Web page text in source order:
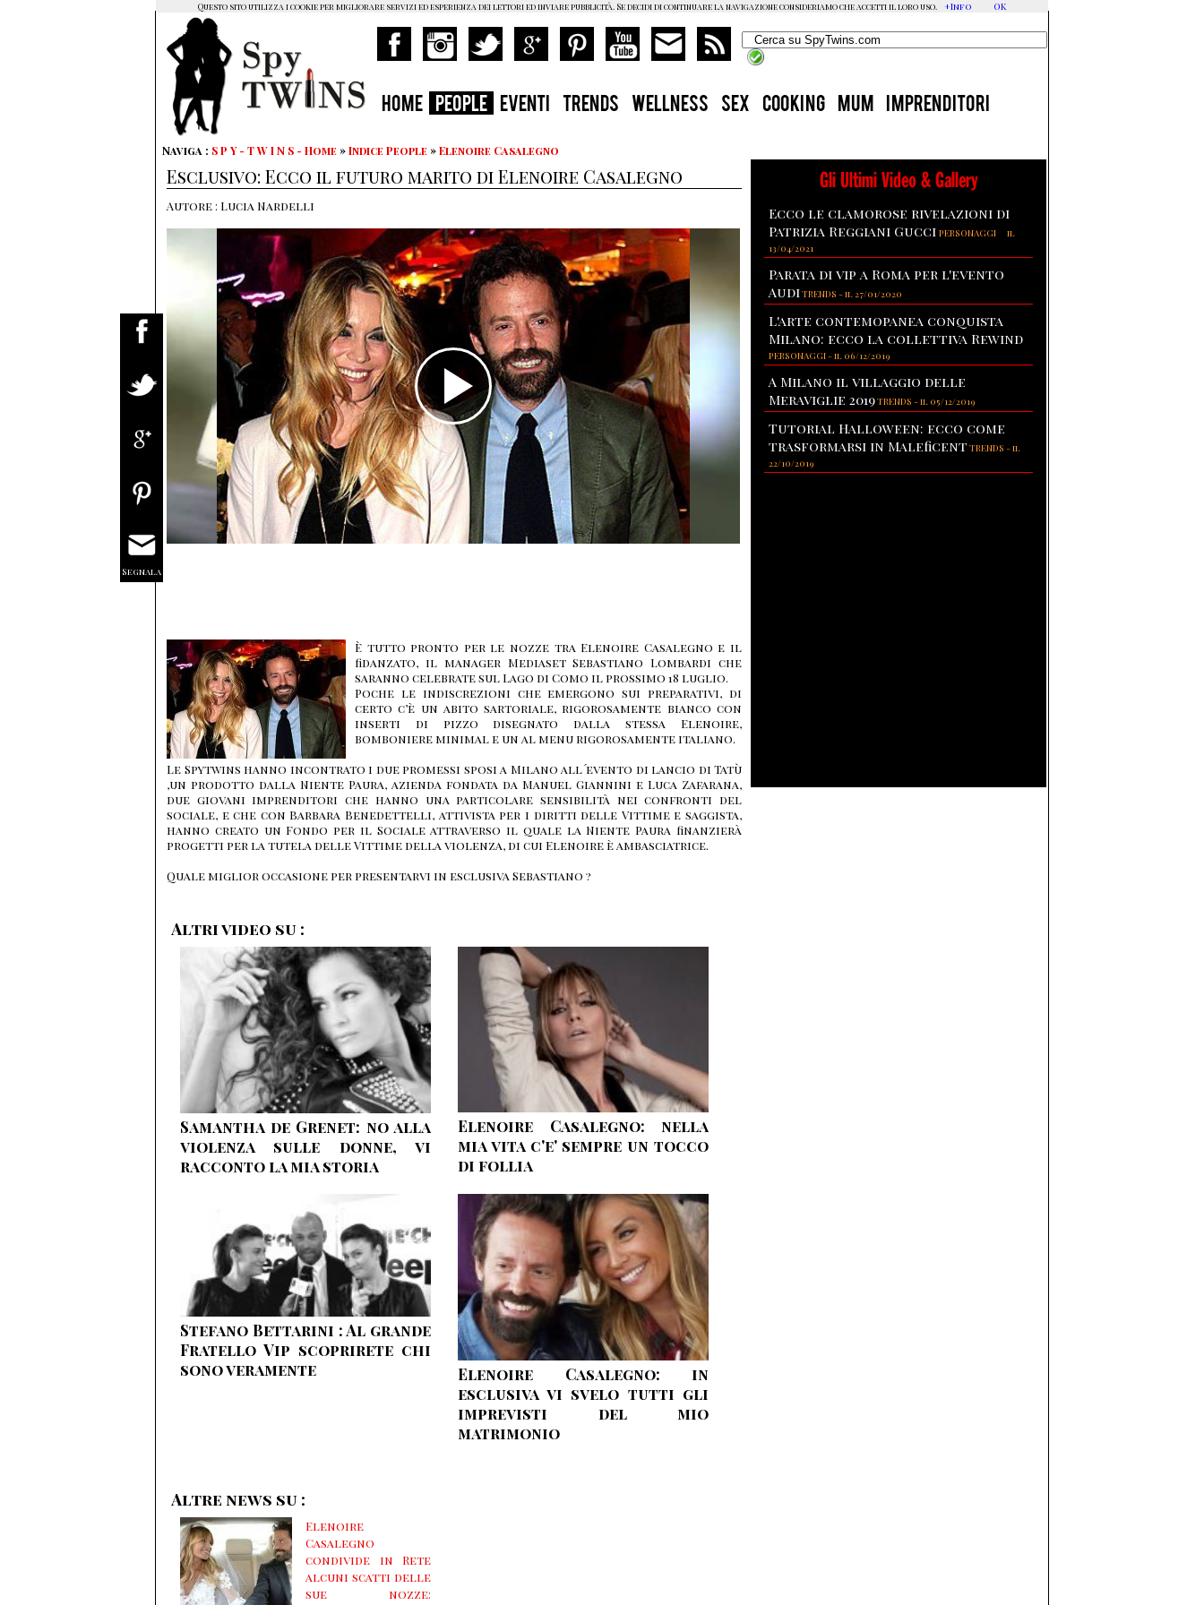
HOME PEOPLE EVENTI TRENDS WELLNESS SEX COOKING MUM IMPRENDITORI
Naviga : S P Y - T W I N S - Home »Indice People »Elenoire Casalegno
Esclusivo: Ecco il futuro marito di Elenoire Casalegno
Autore : Lucia Nardelli
È tutto pronto per le nozze tra Elenoire Casalegno e il
fidanzato, il manager Mediaset Sebastiano Lombardi che
saranno celebrate sul Lago di Como il prossimo 18 luglio.
Poche le indiscrezioni che emergono sui preparativi, di
certo c’è un abito sartoriale, rigorosamente bianco con
inserti di pizzo disegnato dalla stessa Elenoire,
bomboniere minimal e un al menu rigorosamente italiano.
Le Spytwins hanno incontrato i due promessi sposi a Milano all´evento di lancio di Tatù
,un prodotto dalla Niente Paura, azienda fondata da Manuel Giannini e Luca Zafarana,
due giovani imprenditori che hanno una particolare sensibilità nei confronti del
sociale, e che con Barbara Benedettelli, attivista per i diritti delle Vittime e saggista,
hanno creato un Fondo per il Sociale attraverso il quale la Niente Paura finanzierà
progetti per la tutela delle Vittime della violenza, di cui Elenoire è ambasciatrice.
Quale miglior occasione per presentarvi in esclusiva Sebastiano
Altri video su :
Samantha de Grenet: no alla
violenza sulle donne, vi
racconto la mia storia
Elenoire Casalegno: nella
mia vita c'e' sempre un tocco
di follia
Stefano Bettarini : Al grande
Fratello Vip scoprirete chi
sono veramente
Elenoire Casalegno: in
esclusiva vi svelo tutti gli
imprevisti del mio
matrimonio
Altre news su :
Elenoire
Casalegno
condivide in Rete
alcuni scatti delle
sue nozze:
Segnala
Gli Ultimi Video & Gallery
Ecco le clamorose rivelazioni di
Patrizia Reggiani Gucci PERSONAGGI
il
13/04/2021
Parata di vip a Roma per l'evento
AudiTRENDS -il 27/01/2020
L'arte contemopanea conquista
Milano: ecco la collettiva Rewind
PERSONAGGI-il 06/12/2019
A Milano il villaggio delle
Meraviglie 2019TRENDS -il 05/12/2019
Tutorial Halloween: ecco come
trasformarsi in Maleficent TRENDS -il
22/10/2019
Questo sito utilizza i cookie per migliorare servizi ed esperienza dei lettori ed inviare pubblicità. Se decidi di continuare la navigazione consideriamo che accetti il loro uso. +Info OK